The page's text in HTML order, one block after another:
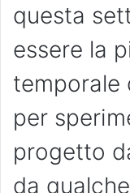
questa
essere la
temporale
per
progetto
da